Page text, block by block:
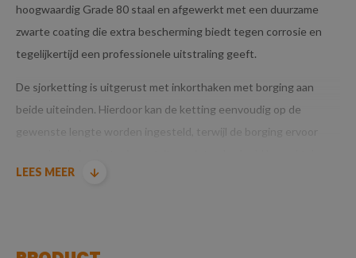
hoogwaardig Grade 80 staal en afgewerkt met een duurzame
zwarte coating die extra bescherming biedt tegen corrosie en
tegelijkertijd een professionele uitstraling geeft.
De sjorketting is uitgerust met inkorthaken met borging aan
beide uiteinden. Hierdoor kan de ketting eenvoudig op de
gewenste lengte worden ingesteld, terwijl de borging ervoor
combinatie met een ladingspanner (kettingspanner) kan de
LEES MEER